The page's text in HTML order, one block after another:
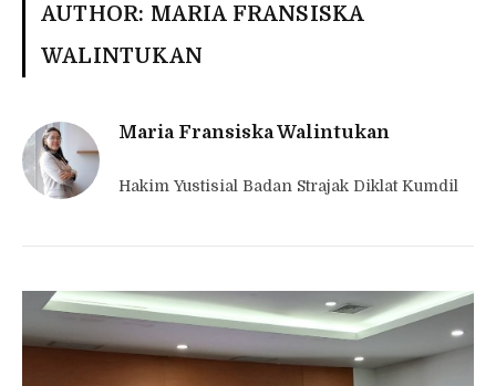
AUTHOR: MARIA FRANSISKA
WALINTUKAN
Maria Fransiska Walintukan
Hakim Yustisial Badan Strajak Diklat Kumdil